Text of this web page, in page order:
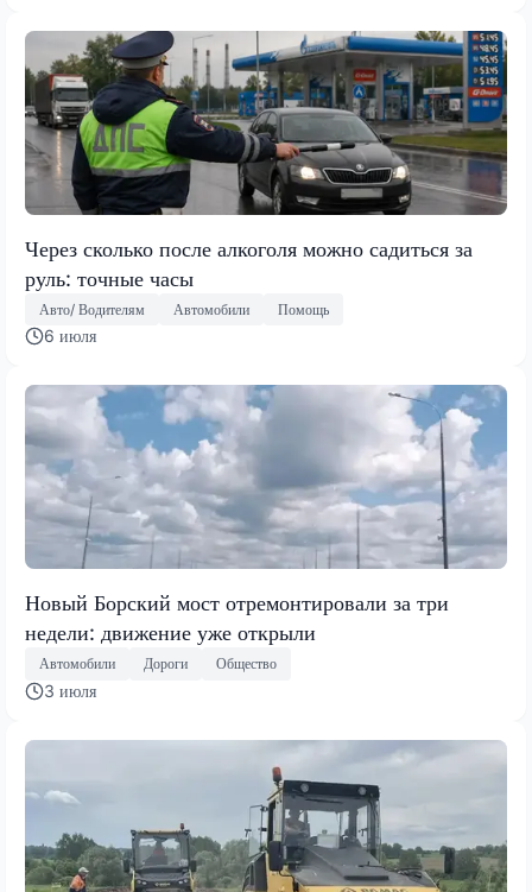
Через сколько после алкоголя можно садиться за
руль: точные часы
Авто/ Водителям Автомобили Помощь
6 июля
Новый Борский мост отремонтировали за три
недели: движение уже открыли
Автомобили Дороги Общество
3 июля